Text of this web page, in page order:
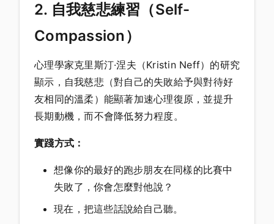
2. 自我慈悲練習（Self-
Compassion）
心理學家克里斯汀·涅夫（Kristin Neff）的研究
顯示，自我慈悲（對自己的失敗給予與對待好
友相同的溫柔）能顯著加速心理復原，並提升
長期動機，而不會降低努力程度。
實踐方式：
想像你的最好的跑步朋友在同樣的比賽中
失敗了，你會怎麼對他說？
現在，把這些話說給自己聽。